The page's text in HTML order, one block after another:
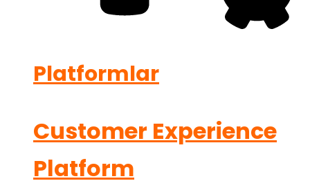
Platformlar
Customer Experience
Platform